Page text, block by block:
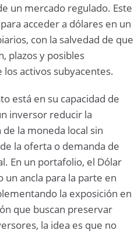
un mercado regulado. Este
acceder a dólares en un
con la salvedad de que
plazos y posibles
activos subyacentes.
está en su capacidad de
inversor reducir la
la moneda local sin
la oferta o demanda de
En un portafolio, el Dólar
un ancla para la parte en
la exposición en
que buscan preservar
la idea es que no